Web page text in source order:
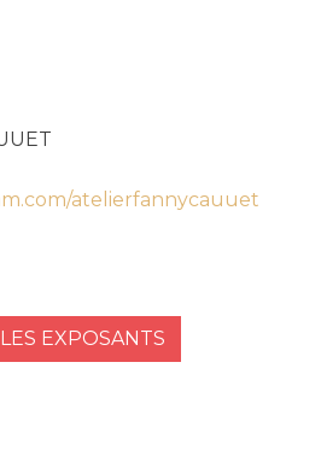
atelierfannycauuet
EXPOSANTS